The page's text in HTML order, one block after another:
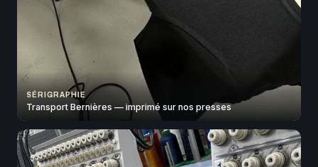
SÉRIGRAPHIE
Transport Bernières — imprimé sur nos presses